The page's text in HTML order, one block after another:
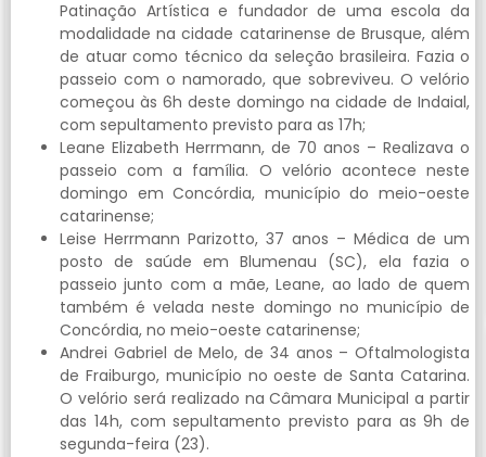
Patinação Artística e fundador de uma escola da
modalidade na cidade catarinense de Brusque, além
de atuar como técnico da seleção brasileira. Fazia o
passeio com o namorado, que sobreviveu. O velório
começou às 6h deste domingo na cidade de Indaial,
com sepultamento previsto para as 17h;
Leane Elizabeth Herrmann, de 70 anos – Realizava o
passeio com a família. O velório acontece neste
domingo em Concórdia, município do meio-oeste
catarinense;
Leise Herrmann Parizotto, 37 anos – Médica de um
posto de saúde em Blumenau (SC), ela fazia o
passeio junto com a mãe, Leane, ao lado de quem
também é velada neste domingo no município de
Concórdia, no meio-oeste catarinense;
Andrei Gabriel de Melo, de 34 anos – Oftalmologista
de Fraiburgo, município no oeste de Santa Catarina.
O velório será realizado na Câmara Municipal a partir
das 14h, com sepultamento previsto para as 9h de
segunda-feira (23).